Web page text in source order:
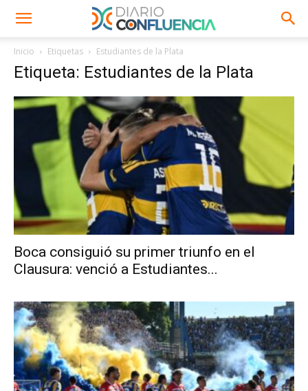
Inicio Etiquetas Estudiantes de la Plata
Etiqueta: Estudiantes de la Plata
Boca consiguió su primer triunfo en el
Clausura: venció a Estudiantes...